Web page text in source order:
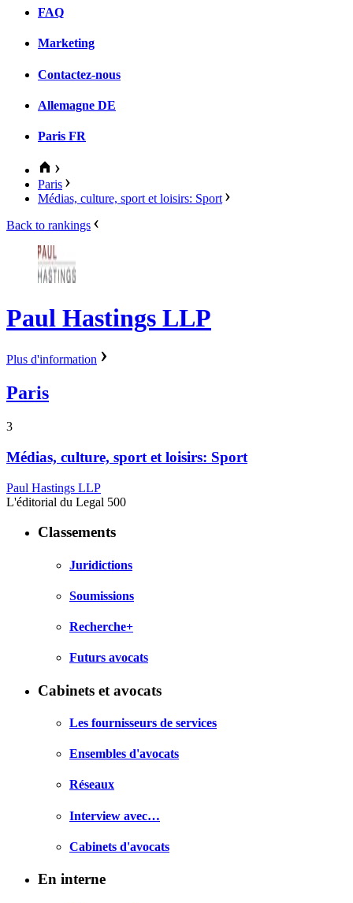
FAQ
Marketing
Contactez-nous
Allemagne DE
Paris FR
Paris
Médias, culture, sport et loisirs: Sport
Back to rankings
Paul Hastings LLP
Plus d'information
Paris
3
Médias, culture, sport et loisirs: Sport
Paul Hastings LLP
L'éditorial du Legal 500
Classements
Juridictions
Soumissions
Recherche+
Futurs avocats
Cabinets et avocats
Les fournisseurs de services
Ensembles d'avocats
Réseaux
Interview avec…
Cabinets d'avocats
En interne